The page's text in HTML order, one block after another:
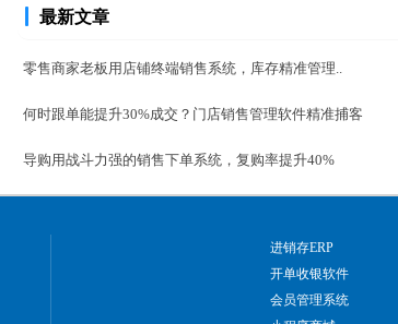
最新文章
零售商家老板用店铺终端销售系统，库存精准管理..
何时跟单能提升30%成交？门店销售管理软件精准捕客
导购用战斗力强的销售下单系统，复购率提升40%
进销存ERP
开单收银软件
会员管理系统